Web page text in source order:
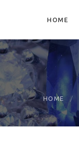
HOME
HOME